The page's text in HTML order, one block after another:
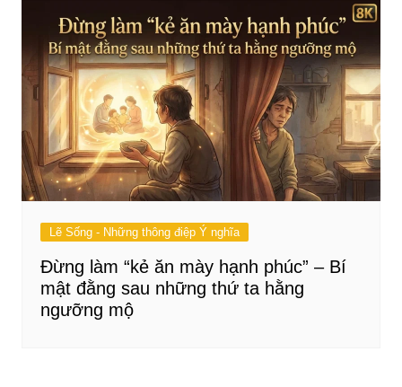
Lẽ Sống - Những thông điệp Ý nghĩa
Đừng làm “kẻ ăn mày hạnh phúc” – Bí
mật đằng sau những thứ ta hằng
ngưỡng mộ